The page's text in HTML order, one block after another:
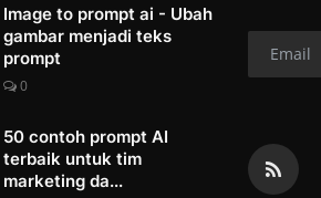
Image to prompt ai - Ubah
gambar menjadi teks
prompt
0
50 contoh prompt AI
terbaik untuk tim
marketing da...